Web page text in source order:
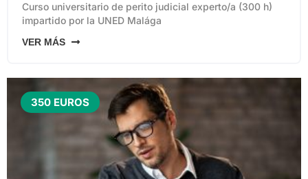
Curso universitario de perito judicial experto/a (300 h)
impartido por la UNED Malága
VER MÁS
350 EUROS